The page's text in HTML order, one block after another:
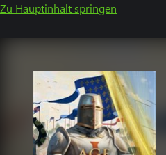
Zu Hauptinhalt springen